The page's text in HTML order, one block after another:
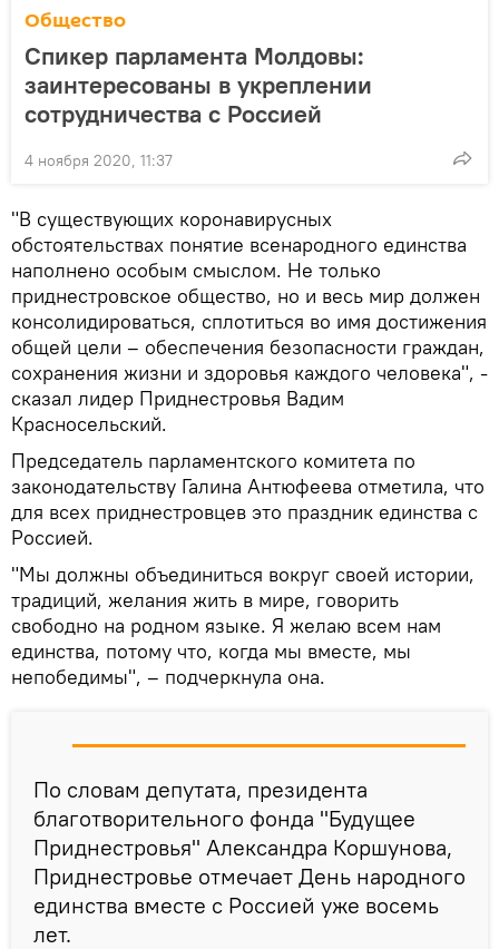
Общество
Спикер парламента Молдовы:
заинтересованы в укреплении
сотрудничества с Россией
4 ноября 2020, 11:37
"В существующих коронавирусных
обстоятельствах понятие всенародного единства
наполнено особым смыслом. Не только
приднестровское общество, но и весь мир должен
консолидироваться, сплотиться во имя достижения
общей цели – обеспечения безопасности граждан,
сохранения жизни и здоровья каждого человека", -
сказал лидер Приднестровья Вадим
Красносельский.
Председатель парламентского комитета по
законодательству Галина Антюфеева отметила, что
для всех приднестровцев это праздник единства с
Россией.
"Мы должны объединиться вокруг своей истории,
традиций, желания жить в мире, говорить
свободно на родном языке. Я желаю всем нам
единства, потому что, когда мы вместе, мы
непобедимы", – подчеркнула она.
По словам депутата, президента
благотворительного фонда "Будущее
Приднестровья" Александра Коршунова,
Приднестровье отмечает День народного
единства вместе с Россией уже восемь
лет.